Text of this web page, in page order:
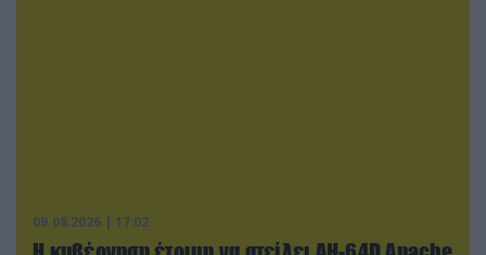
09.08.2026 | 17:02